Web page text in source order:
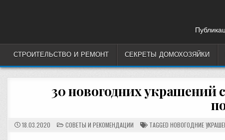
СТРОИТЕЛЬСТВО И РЕМОНТ СЕКРЕТЫ ДОМОХОЗЯЙКИ
30 новогодних
18.03.2020 POSTED
IN
СОВЕТЫ И РЕКОМЕНДАЦИИ TAGGED НОВОГОДНИЕ